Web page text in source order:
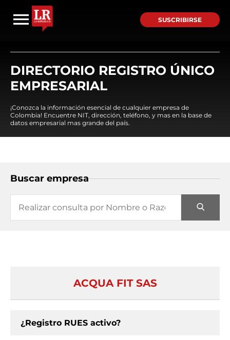
SUSCRIBIRSE
DIRECTORIO REGISTRO ÚNICO
EMPRESARIAL
¡Conozca la información esencial de cualquier empresa de
Colombia! Encuentre NIT, dirección, teléfono, y mas en la base de
datos empresarial mas grande del país.
Buscar empresa
ACQUA FIT SAS
¿Registro RUES activo?